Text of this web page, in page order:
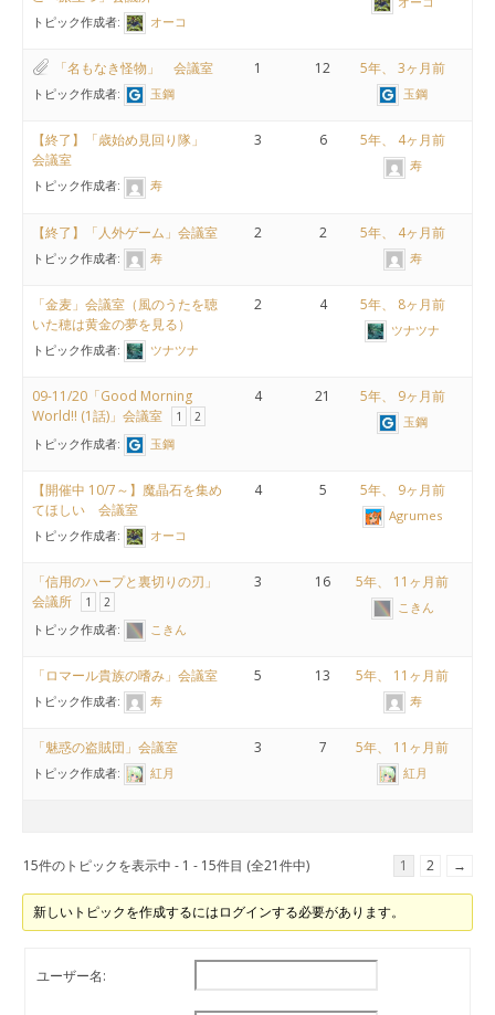
トピック作成者: オーコ
「名もなき怪物」 会議室
トピック作成者: 玉鋼
1 12 5年、 3ヶ月前
玉鋼
【終了】「歳始め見回り隊」
会議室
トピック作成者: 寿
3 6 5年、 4ヶ月前
寿
【終了】「人外ゲーム」会議室
トピック作成者: 寿
2 2 5年、 4ヶ月前
寿
「金麦」会議室（風のうたを聴
いた穂は黄金の夢を見る）
トピック作成者: ツナツナ
2 4 5年、 8ヶ月前
ツナツナ
09-11/20「Good Morning
World!! (1話)」会議室
1 2
トピック作成者: 玉鋼
4 21 5年、 9ヶ月前
玉鋼
【開催中 10/7～】魔晶石を集め
てほしい 会議室
トピック作成者: オーコ
4 5 5年、 9ヶ月前
Agrumes
「信用のハープと裏切りの刃」
会議所
1 2
トピック作成者: こきん
3 16 5年、 11ヶ月前
こきん
「ロマール貴族の嗜み」会議室
トピック作成者: 寿
5 13 5年、 11ヶ月前
寿
「魅惑の盗賊団」会議室
トピック作成者: 紅月
3 7 5年、 11ヶ月前
紅月
15件のトピックを表示中 - 1 - 15件目 (全21件中) 1 2 →
新しいトピックを作成するにはログインする必要があります。
ユーザー名: